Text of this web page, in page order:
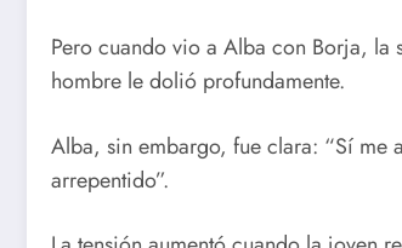
Pero cuando vio a Alba con Borja,
hombre le dolió profundamente.
Alba, sin embargo, fue clara: “Sí me
arrepentido”.